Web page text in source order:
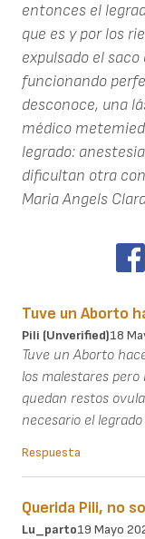
entonces el
que es y por los
expulsado el
funcionando
desconoce, una
médico
legrado:
dificultan otra
Maria Angels
Tuve un Aborto
Pili (unverified)18
Tuve un Aborto
los malestares
quedan restos
necesario el legrado
Respuesta
Querida Pili, no
Lu_parto19 Mayo